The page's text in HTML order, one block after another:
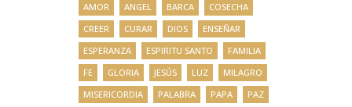
AMOR
ANGEL BARCA
COSECHA
CREER
CURAR DIOS
ENSEÑAR
ESPERANZA
ESPIRITU SANTO
FAMILIA
FE
GLORIA JESÚS LUZ
MILAGRO
MISERICORDIA
PALABRA PAPA
PAZ